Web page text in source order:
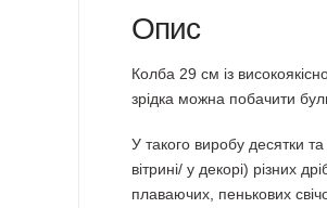
Опис
Колба 29 см із
зрідка можна побачити
У такого виробу десятки
вітрині/ у декорі) різних
плаваючих, пенькових